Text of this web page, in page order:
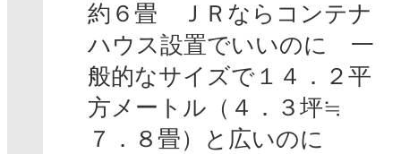
約６畳 ＪＲならコンテナ
ハウス設置でいいのに 一
般的なサイズで１４．２平
方メートル（４．３坪≒
７．８畳）と広いのに